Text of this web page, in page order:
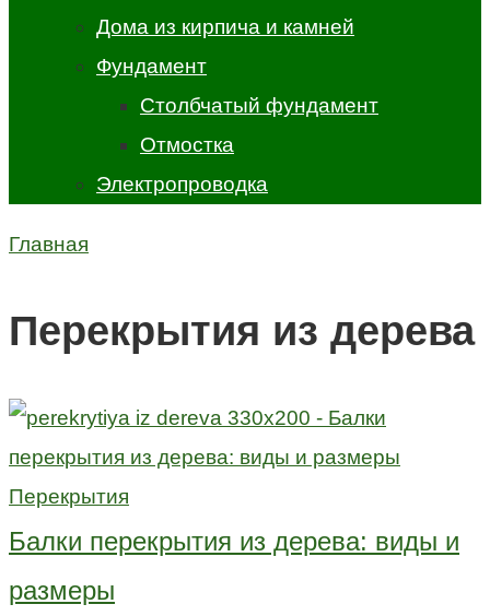
Дома из кирпича и камней
Фундамент
Столбчатый фундамент
Отмостка
Электропроводка
Главная
Перекрытия из дерева
Перекрытия
Балки перекрытия из дерева: виды и
размеры